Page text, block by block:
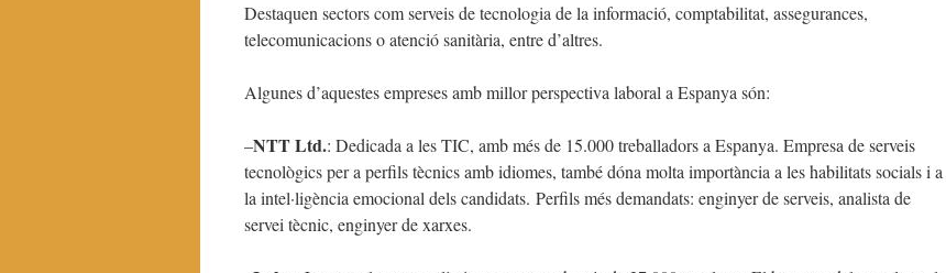
Destaquen sectors com serveis de tecnologia de la informació, comptabilitat, assegurances,
telecomunicacions o atenció sanitària, entre d’altres.
Algunes d’aquestes empreses amb millor perspectiva laboral a Espanya són:
–NTT Ltd.: Dedicada a les TIC, amb més de 15.000 treballadors a Espanya. Empresa de serveis
tecnològics per a perfils tècnics amb idiomes, també dóna molta importància a les habilitats socials i a
la intel·ligència emocional dels candidats. Perfils més demandats: enginyer de serveis, analista de
servei tècnic, enginyer de xarxes.